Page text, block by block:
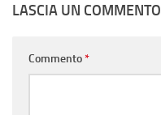
LASCIA UN COMMENTO
Commento*